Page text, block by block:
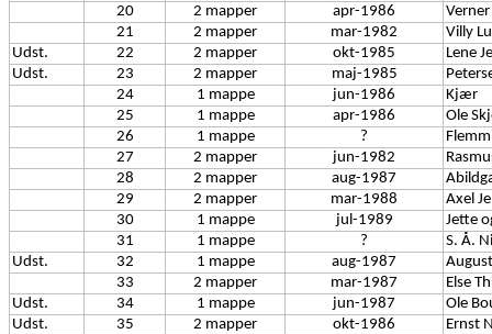
20
2 mapper apr-1986
Verner
21
2 mapper mar-1982
Villy
Udst.
22 2 mapper okt-1985
Lene
Udst.
23 2 mapper maj-1985
24
1 mappe jun-1986
Kjær
25
1 mappe apr-1986
Ole
26
1 mappe ?
27
2 mapper jun-1982
28
2 mapper aug-1987
29
2 mapper mar-1988
Axel
30
1 mappe jul-1989
Jette
31
1 mappe ?
S. Å.
Udst.
32 1 mappe aug-1987
33
2 mapper mar-1987
Else
Udst.
34 1 mappe jun-1987
Ole
Udst.
35 2 mapper okt-1986
Ernst